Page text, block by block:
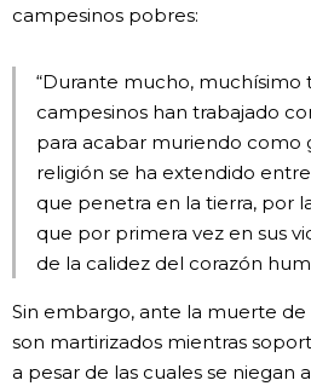
campesinos pobres:
“Durante mucho, muchísimo
campesinos han trabajado
para acabar muriendo como
religión se ha extendido
que penetra en la tierra, por
que por primera vez en sus
de la calidez del corazón
Sin embargo, ante la muerte
son martirizados mientras
a pesar de las cuales se niegan